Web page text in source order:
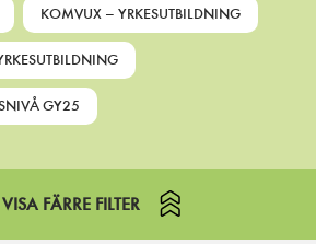
KOMVUX – YRKESUTBILDNING
GY25
VISA FÄRRE FILTER